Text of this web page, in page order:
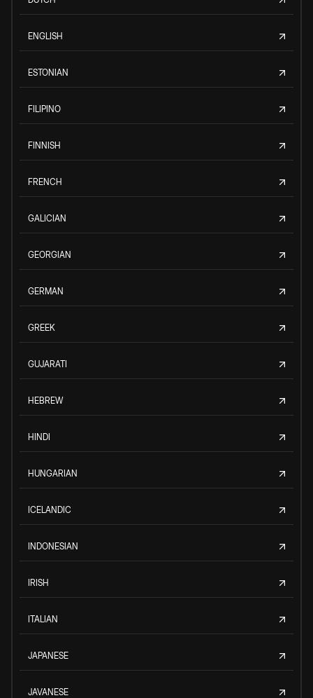
ENGLISH
ESTONIAN
FILIPINO
FINNISH
FRENCH
GALICIAN
GEORGIAN
GERMAN
GREEK
GUJARATI
HEBREW
HINDI
HUNGARIAN
ICELANDIC
INDONESIAN
IRISH
ITALIAN
JAPANESE
JAVANESE